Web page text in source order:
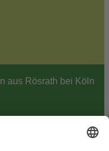
aus Rösrath bei Köln